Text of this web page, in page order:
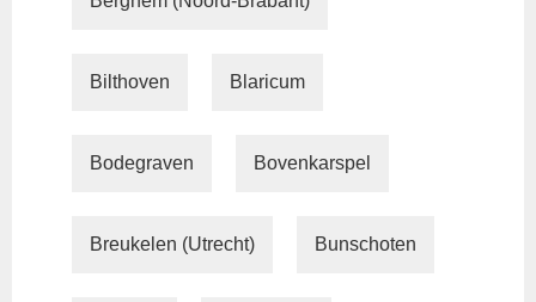
Bilthoven Blaricum
Bodegraven Bovenkarspel
Breukelen (Utrecht) Bunschoten